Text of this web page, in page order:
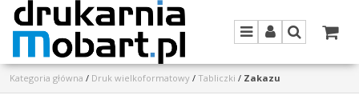
MenuPanelSzukaj
Kategoria główna / Druk wielkoformatowy / Tabliczki / Zakazu